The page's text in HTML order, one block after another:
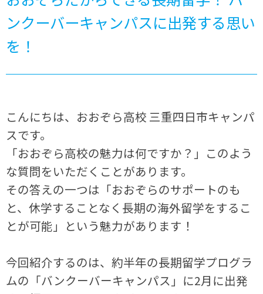
ンクーバーキャンパスに出発する思い
を！
こんにちは、おおぞら高校 三重四日市キャンパ
スです。
「おおぞら高校の魅力は何ですか？」このよう
な質問をいただくことがあります。
その答えの一つは「おおぞらのサポートのも
と、休学することなく長期の海外留学をするこ
とが可能」という魅力があります！
今回紹介するのは、約半年の長期留学プログラ
ムの「バンクーバーキャンパス」に2月に出発